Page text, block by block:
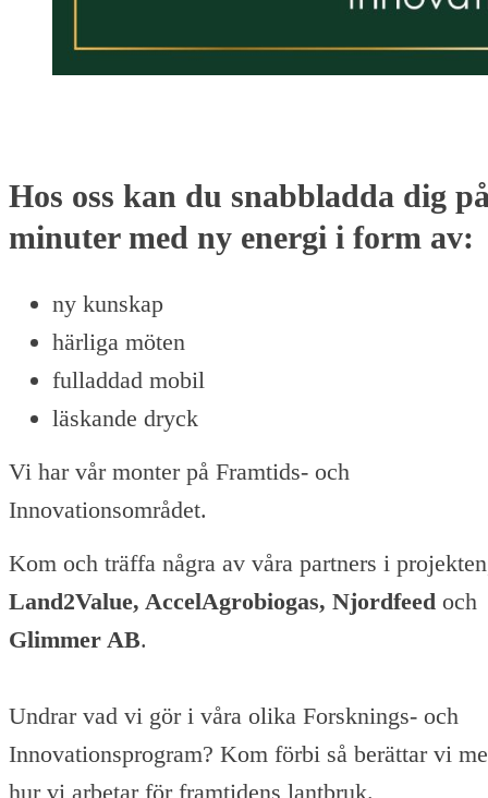
Hos oss kan du snabbladda dig
minuter med ny energi i form av:
ny kunskap
härliga möten
fulladdad mobil
läskande dryck
Vi har vår monter på Framtids- och
Innovationsområdet.
Kom och träffa några av våra partners i
Land2Value, AccelAgrobiogas, Njordfeed och
Glimmer AB.
Undrar vad vi gör i våra olika Forsknings- och
Innovationsprogram? Kom förbi så berättar vi
hur vi arbetar för framtidens lantbruk.